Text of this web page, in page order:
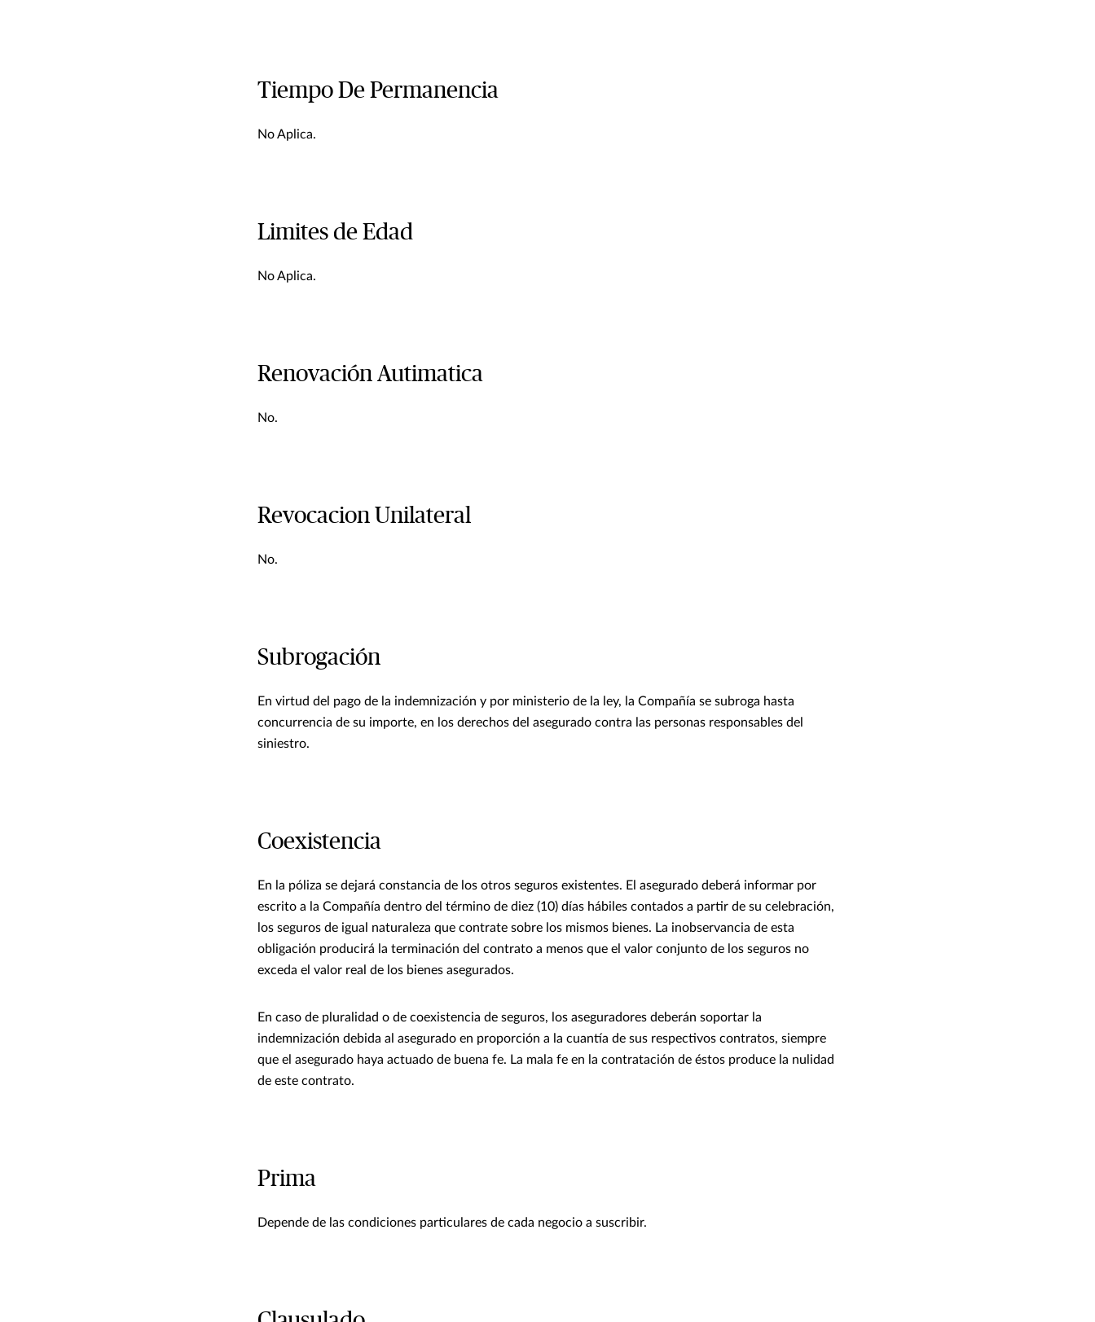
Tiempo De Permanencia
No Aplica.
Limites de Edad
No Aplica.
Renovación Autimatica
No.
Revocacion Unilateral
No.
Subrogación
En virtud del pago de la indemnización y por ministerio de la ley, la Compañía se subroga hasta
concurrencia de su importe, en los derechos del asegurado contra las personas responsables del
siniestro.
Coexistencia
En la póliza se dejará constancia de los otros seguros existentes. El asegurado deberá informar por
escrito a la Compañía dentro del término de diez (10) días hábiles contados a partir de su celebración,
los seguros de igual naturaleza que contrate sobre los mismos bienes. La inobservancia de esta
obligación producirá la terminación del contrato a menos que el valor conjunto de los seguros no
exceda el valor real de los bienes asegurados.
En caso de pluralidad o de coexistencia de seguros, los aseguradores deberán soportar la
indemnización debida al asegurado en proporción a la cuantía de sus respectivos contratos, siempre
que el asegurado haya actuado de buena fe. La mala fe en la contratación de éstos produce la nulidad
de este contrato.
Prima
Depende de las condiciones particulares de cada negocio a suscribir.